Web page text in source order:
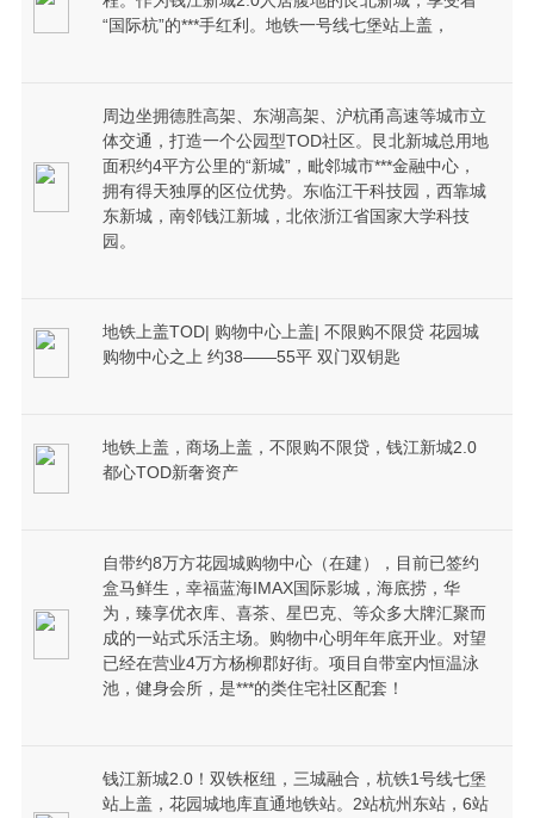
“国际杭”的***手红利。地铁一号线七堡站上盖，
周边坐拥德胜高架、东湖高架、沪杭甬高速等城市立
体交通，打造一个公园型TOD社区。艮北新城总用地
面积约4平方公里的“新城”，毗邻城市***金融中心，
拥有得天独厚的区位优势。东临江干科技园，西靠城
东新城，南邻钱江新城，北依浙江省国家大学科技
园。
地铁上盖TOD| 购物中心上盖| 不限购不限贷 花园城
购物中心之上 约38——55平 双门双钥匙
地铁上盖，商场上盖，不限购不限贷，钱江新城2.0
都心TOD新奢资产
自带约8万方花园城购物中心（在建），目前已签约
盒马鲜生，幸福蓝海IMAX国际影城，海底捞，华
为，臻享优衣库、喜茶、星巴克、等众多大牌汇聚而
成的一站式乐活主场。购物中心明年年底开业。对望
已经在营业4万方杨柳郡好街。项目自带室内恒温泳
池，健身会所，是***的类住宅社区配套！
钱江新城2.0！双铁枢纽，三城融合，杭铁1号线七堡
站上盖，花园城地库直通地铁站。2站杭州东站，6站